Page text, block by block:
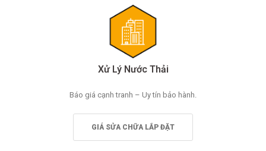
Xử Lý Nước Thải
Báo giá cạnh tranh – Uy tín bảo hành.
GIÁ SỬA CHỮA LẮP ĐẶT